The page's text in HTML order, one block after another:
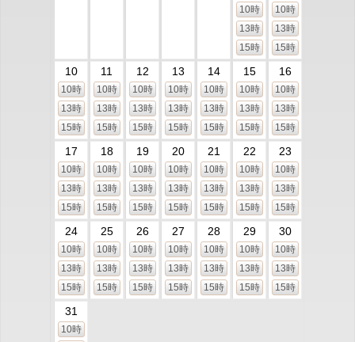
10時
13時
15時
10時
13時
15時
10
10時
13時
15時
11
10時
13時
15時
12
10時
13時
15時
13
10時
13時
15時
14
10時
13時
15時
15
10時
13時
15時
16
10時
13時
15時
17
10時
13時
15時
18
10時
13時
15時
19
10時
13時
15時
20
10時
13時
15時
21
10時
13時
15時
22
10時
13時
15時
23
10時
13時
15時
24
10時
13時
15時
25
10時
13時
15時
26
10時
13時
15時
27
10時
13時
15時
28
10時
13時
15時
29
10時
13時
15時
30
10時
13時
15時
31
10時